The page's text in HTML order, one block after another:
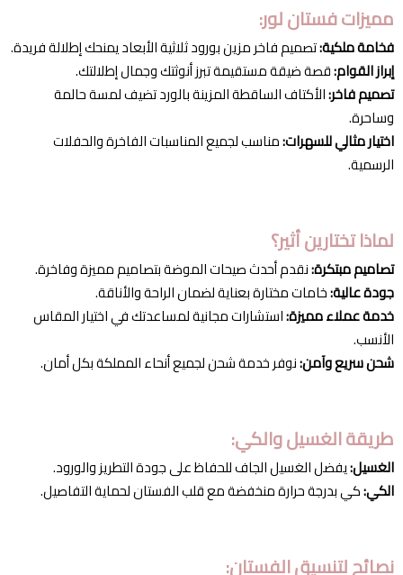
مميزات فستان لور:
فخامة ملكية:تصميم فاخر مزين بورود ثلاثية الأبعاد يمنحك إطلالة فريدة.
إبراز القوام:قصة ضيقة مستقيمة تبرز أنوثتك وجمال إطلالتك.
تصميم فاخر:الأكتاف الساقطة المزينة بالورد تضيف لمسة حالمة
وساحرة.
اختيار مثالي للسهرات:مناسب لجميع المناسبات الفاخرة والحفلات
الرسمية.
لماذا تختارين أثير؟
تصاميم مبتكرة:نقدم أحدث صيحات الموضة بتصاميم مميزة وفاخرة.
جودة عالية:خامات مختارة بعناية لضمان الراحة والأناقة.
خدمة عملاء مميزة:استشارات مجانية لمساعدتك في اختيار المقاس
الأنسب.
شحن سريع وآمن:نوفر خدمة شحن لجميع أنحاء المملكة بكل أمان.
طريقة الغسيل والكي:
الغسيل:يفضل الغسيل الجاف للحفاظ على جودة التطريز والورود.
الكي:كي بدرجة حرارة منخفضة مع قلب الفستان لحماية التفاصيل.
نصائح لتنسيق الفستان: